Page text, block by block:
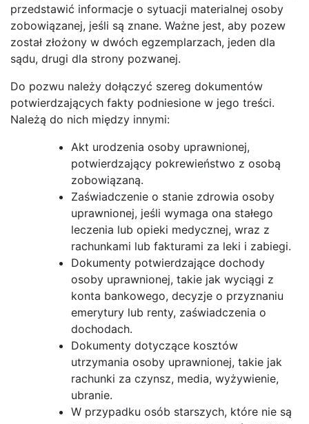
przedstawić informacje o sytuacji materialnej osoby
zobowiązanej, jeśli są znane. Ważne jest, aby pozew
został złożony w dwóch egzemplarzach, jeden dla
sądu, drugi dla strony pozwanej.
Do pozwu należy dołączyć szereg dokumentów
potwierdzających fakty podniesione w jego treści.
Należą do nich między innymi:
Akt urodzenia osoby uprawnionej,
potwierdzający pokrewieństwo z osobą
zobowiązaną.
Zaświadczenie o stanie zdrowia osoby
uprawnionej, jeśli wymaga ona stałego
leczenia lub opieki medycznej, wraz z
rachunkami lub fakturami za leki i zabiegi.
Dokumenty potwierdzające dochody
osoby uprawnionej, takie jak wyciągi z
konta bankowego, decyzje o przyznaniu
emerytury lub renty, zaświadczenia o
dochodach.
Dokumenty dotyczące kosztów
utrzymania osoby uprawnionej, takie jak
rachunki za czynsz, media, wyżywienie,
ubranie.
W przypadku osób starszych, które nie są